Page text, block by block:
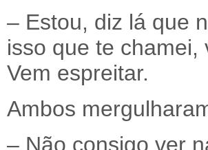
– Estou, diz lá que
isso que te
Vem espreitar.
Ambos
– Não consigo ver